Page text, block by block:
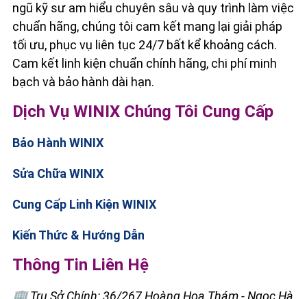
ngũ kỹ sư am hiểu chuyên sâu và quy trình làm việc
chuẩn hãng, chúng tôi cam kết mang lại giải pháp
tối ưu, phục vụ liên tục 24/7 bất kể khoảng cách.
Cam kết linh kiện chuẩn chính hãng, chi phí minh
bạch và bảo hành dài hạn.
Dịch Vụ WINIX Chúng Tôi Cung Cấp
Bảo Hành WINIX
Sửa Chữa WINIX
Cung Cấp Linh Kiện WINIX
Kiến Thức & Hướng Dẫn
Thông Tin Liên Hệ